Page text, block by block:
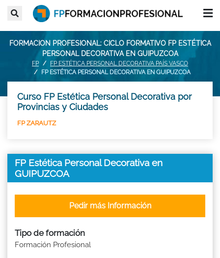
FORMACION PROFESIONAL: CICLO FORMATIVO FP ESTÉTICA
PERSONAL DECORATIVA EN GUIPUZCOA
FP
FP ESTÉTICA PERSONAL DECORATIVA PAÍS VASCO
FP ESTÉTICA PERSONAL DECORATIVA EN GUIPUZCOA
Curso FP Estética Personal Decorativa por
Provincias y Ciudades
FP ZARAUTZ
FP Estética Personal Decorativa en
GUIPUZCOA
Tipo de formación
Formación Profesional
Pedir más Información